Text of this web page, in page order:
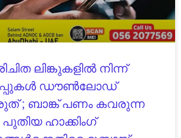
ലിങ്കുകളിൽ നിന്ന്
ഡൗൺലോഡ്
; ബാങ്ക് പണം കവരുന്ന
പുതിയ ഹാക്കിംഗ്